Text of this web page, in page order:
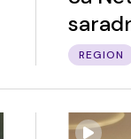
REGION